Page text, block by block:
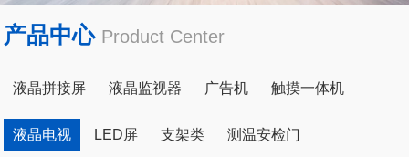
产品中心 Product Center
液晶拼接屏 液晶监视器 广告机 触摸一体机
液晶电视 LED屏 支架类 测温安检门